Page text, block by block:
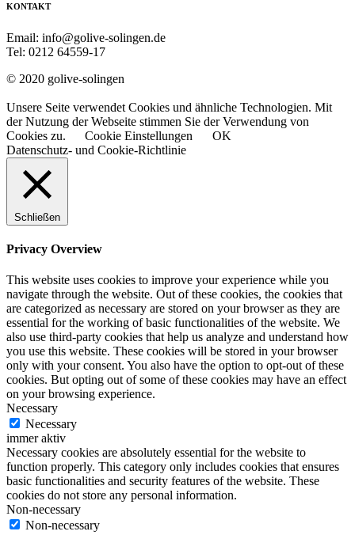
KONTAKT
Email: info@golive-solingen.de
Tel: 0212 64559-17
© 2020 golive-solingen
Unsere Seite verwendet Cookies und ähnliche Technologien. Mit
der Nutzung der Webseite stimmen Sie der Verwendung von
Cookies zu.
Cookie Einstellungen
OK
Datenschutz- und Cookie-Richtlinie
Schließen
Privacy Overview
This website uses cookies to improve your experience while you
navigate through the website. Out of these cookies, the cookies that
are categorized as necessary are stored on your browser as they are
essential for the working of basic functionalities of the website. We
also use third-party cookies that help us analyze and understand how
you use this website. These cookies will be stored in your browser
only with your consent. You also have the option to opt-out of these
cookies. But opting out of some of these cookies may have an effect
on your browsing experience.
Necessary
Necessary
immer aktiv
Necessary cookies are absolutely essential for the website to
function properly. This category only includes cookies that ensures
basic functionalities and security features of the website. These
cookies do not store any personal information.
Non-necessary
Non-necessary